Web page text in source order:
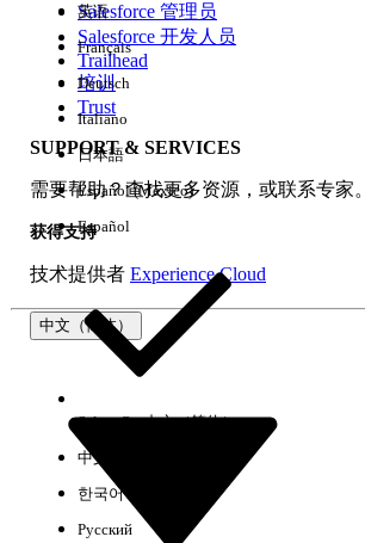
Salesforce 管理员
Salesforce 开发人员
Trailhead
培训
Trust
SUPPORT & SERVICES
需要帮助？查找更多资源，或联系专家。
获得支持
技术提供者 Experience Cloud
中文（简体）
英语
Français
Deutsch
Italiano
日本語
Español (México)
Español
Select Org中文（简体）
中文（繁体）
한국어
Русский